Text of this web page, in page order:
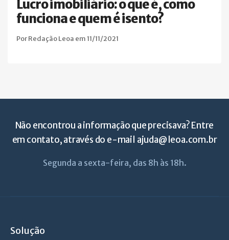
Lucro imobiliário: o que é, como
funciona e quem é isento?
Por Redação Leoa em 11/11/2021
Não encontrou a informação que precisava? Entre
em contato, através do e-mail ajuda@leoa.com.br
Segunda a sexta-feira, das 8h às 18h.
Solução